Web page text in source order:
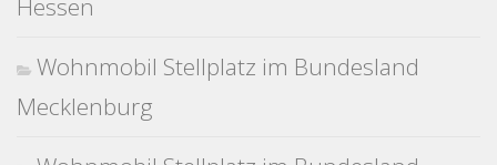
Hessen
Wohnmobil Stellplatz im Bundesland
Mecklenburg